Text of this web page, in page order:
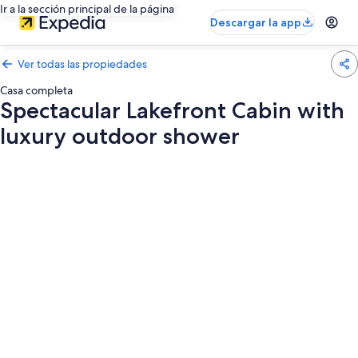
Ir a la sección principal de la página
Descargar la app
Ver todas las propiedades
Casa completa
Spectacular Lakefront Cabin with
luxury outdoor shower